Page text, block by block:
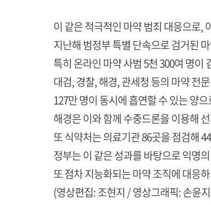
이 같은 적극적인 마약 범죄 대응으로,
지난해 범정부 특별 단속으로 검거된
특히 온라인 마약 사범 5천 300여 명
대검, 경찰, 해경, 관세청 등의 마약 전
127만 명이 동시에 흡연할 수 있는 양
해경은 이와 함께 수중드론을 이용해
또 식약처는 의료기관 86곳을 점검해
정부는 이 같은 성과를 바탕으로 익명
또 점차 지능화되는 마약 조직에 대응
(영상편집: 조현지 / 영상그래픽: 손윤